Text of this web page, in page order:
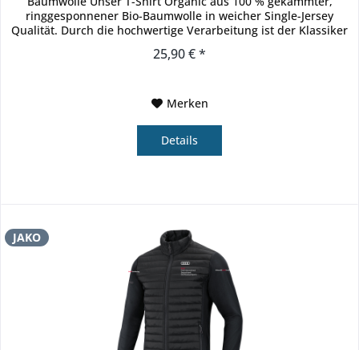
ringgesponnener Bio-Baumwolle in weicher Single-Jersey
Qualität. Durch die hochwertige Verarbeitung ist der Klassiker
25,90 € *
Merken
Details
JAKO